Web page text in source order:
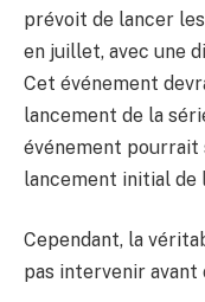
prévoit de lancer
en juillet, avec une
Cet événement
lancement de la
événement
lancement initial de
Cependant, la
pas intervenir avant